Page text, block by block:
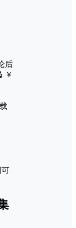
后
￥